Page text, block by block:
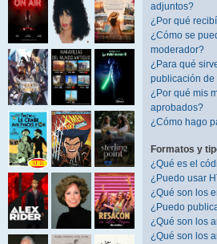
adjuntos?
¿Por qué
¿Cómo se
moderador?
¿Para qué
publicación de
¿Por qué mis
aprobados?
¿Cómo hago
Formatos y
¿Qué es el
¿Puedo usar
¿Qué son los
¿Puedo
¿Qué son los
¿Qué son los